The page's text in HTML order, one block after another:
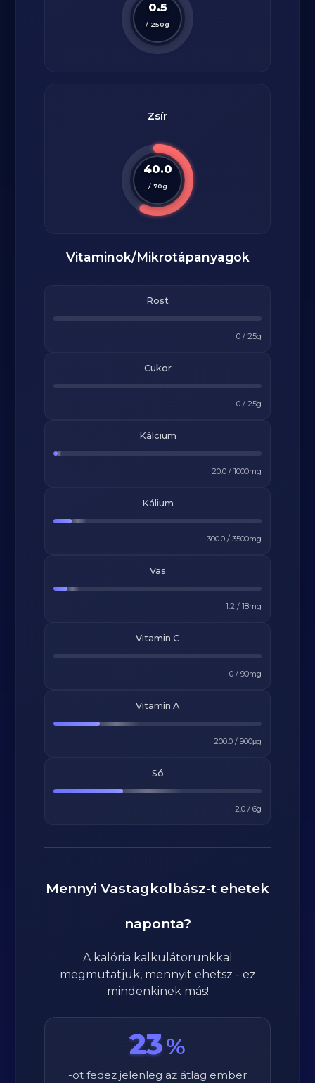
0.5
/ 250g
Zsír
40.0
/ 70g
Vitaminok/Mikrotápanyagok
Rost
0/ 25g
Cukor
0/ 25g
Kálcium
20.0/ 1000mg
Kálium
300.0/ 3500mg
Vas
1.2/ 18mg
Vitamin C
0/ 90mg
Vitamin A
200.0/ 900μg
Só
2.0/ 6g
Mennyi Vastagkolbász-t ehetek
naponta?
A kalória kalkulátorunkkal
megmutatjuk, mennyit ehetsz - ez
mindenkinek más!
23%
-ot fedez jelenleg az átlag ember